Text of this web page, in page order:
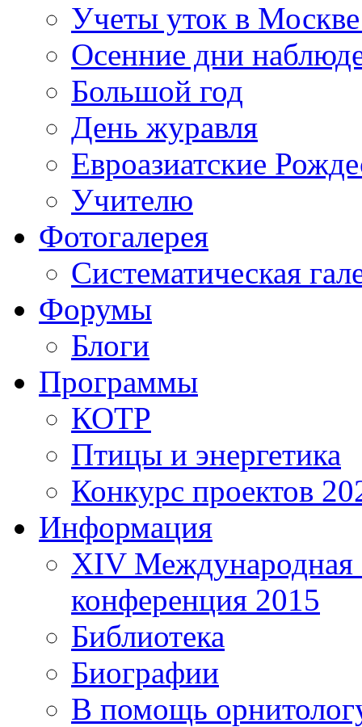
Учеты уток в
Осенние дни
Большой год
День журавля
Евроазиатские
Учителю
Фотогалерея
Систематическая
Форумы
Блоги
Программы
КОТР
Птицы и энергетика
Конкурс проектов
Информация
XIV Международная
конференция 2015
Библиотека
Биографии
В помощь